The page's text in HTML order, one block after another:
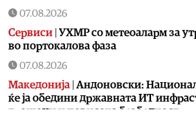
07.08.2026
Сервиси УХМР со метеоаларм за
во портокалова фаза
07.08.2026
Македонија Андоновски:
ќе ја обедини државната ИТ
трошоци и повисока безбедност